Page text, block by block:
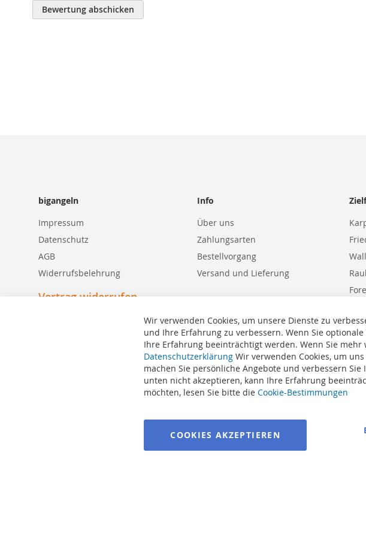
Bewertung abschicken
bigangeln
Impressum
Datenschutz
AGB
Widerrufsbelehrung
Vertrag widerrufen
Info
Über uns
Zahlungsarten
Bestellvorgang
Versand und Lieferung
Bestellungen und Rücksendungen
Wir verwenden Cookies, um unsere Dienste zu
und Ihre Erfahrung zu verbessern. Wenn Sie
Ihre Erfahrung beeinträchtigt werden. Wenn Sie mehr
Datenschutzerklärung Wir verwenden Cookies, um
machen Sie persönliche Angebote und verbessern
unten nicht akzeptieren, kann Ihre Erfahrung
möchten, lesen Sie bitte dieCookie-Bestimmungen
COOKIES AKZEPTIEREN